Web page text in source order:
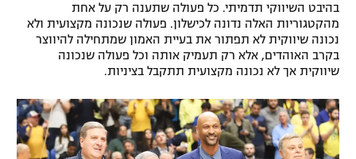
בהיבט השיווקי תדמיתי. כל פעולה שתענה רק על אחת
מהקטגוריות האלה נדונה לכישלון. פעולה שנכונה מקצועית ולא
נכונה שיווקית לא תפתור את בעיית האמון שמתחילה להיווצר
בקרב האוהדים, אלא רק תעמיק אותה וכל פעולה שנכונה
שיווקית אך לא נכונה מקצועית תתקבל בציניות.